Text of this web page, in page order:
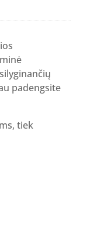
padengsite
tiek